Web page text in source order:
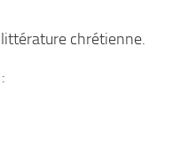
littérature chrétienne.